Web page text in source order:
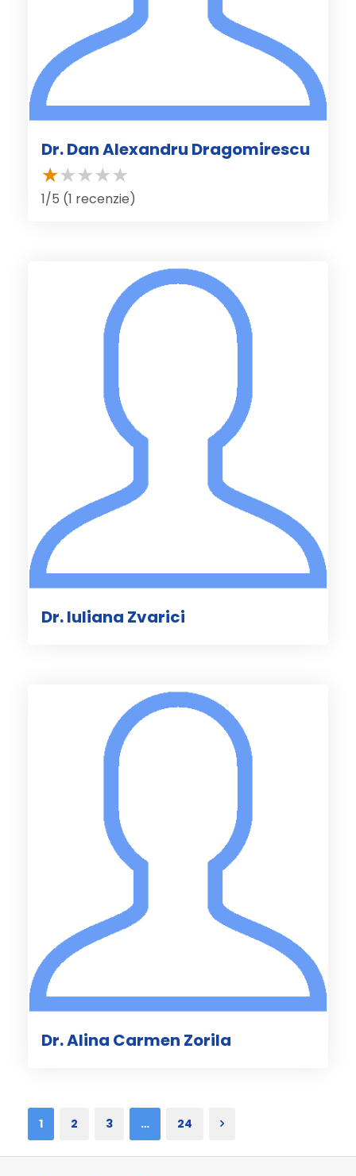
Dr. Dan Alexandru Dragomirescu
1/5 (1 recenzie)
Dr. Iuliana Zvarici
Dr. Alina Carmen Zorila
1 2 3 … 24